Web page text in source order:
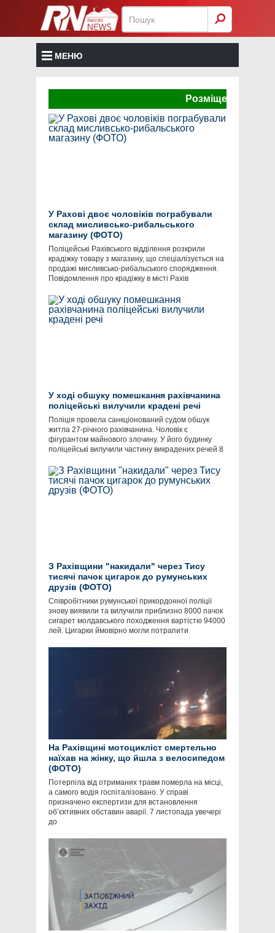
МЕНЮ
Розміщення
У Рахові двоє чоловіків пограбували
склад мисливсько-рибальського
магазину (ФОТО)
Поліцейські Рахівського відділення розкрили
крадіжку товару з магазину, що спеціалізується на
продажі мисливсько-рибальського спорядження.
Повідомлення про крадіжку в місті Рахів
У ході обшуку помешкання рахівчанина
поліцейські вилучили крадені речі
​Поліція провела санкціонований судом обшук
житла 27-річного рахівчанина. Чоловік є
фігурантом майнового злочину. У його будинку
поліцейські вилучили частину викрадених речей 8
З Рахівщини "накидали" через Тису
тисячі пачок цигарок до румунських
друзів (ФОТО)
Співробітники румунської прикордонної поліції
знову виявили та вилучили приблизно 8000 пачок
сигарет молдавського походження вартістю 94000
лей. Цигарки ймовірно могли потрапити
На Рахівщині мотоцикліст смертельно
наїхав на жінку, що йшла з велосипедом
(ФОТО)
Потерпіла від отриманих травм померла на місці,
а самого водія госпіталізовано. У справі
призначено експертизи для встановлення
об’єктивних обставин аварії. 7 листопада увечері
до